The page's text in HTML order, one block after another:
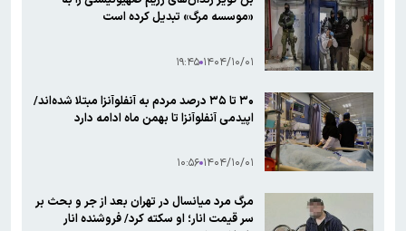
«موسسه مرگ» تبدیل کرده است
۱۴۰۴/۱۰/۰۱ ۱۹:۴۵
۳۰ تا ۳۵ درصد مردم به آنفلوآنزا مبتلا شده‌اند/
اپیدمی‌ آنفلوآنزا تا بهمن ماه ادامه دارد
۱۴۰۴/۱۰/۰۱ ۱۰:۵۶
مرگ مرد میانسال در تهران بعد از جر و بحث بر
سر قیمت انار؛ او سکته کرد/ فروشنده انار